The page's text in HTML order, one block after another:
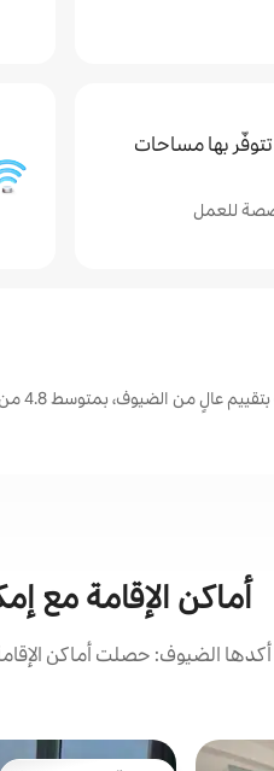
تتوفّر بها مساحات
عالٍ من الضيوف، بمتوسط 4.8 من 5.
أماكن الإقامة مع
الضيوف: حصلت أماكن